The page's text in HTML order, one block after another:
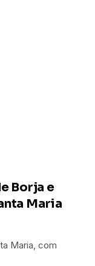
Borja e
Maria
Maria, com